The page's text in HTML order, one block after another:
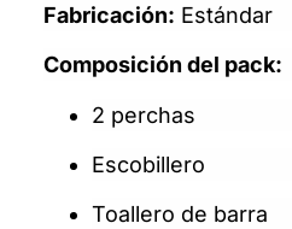
Fabricación: Estándar
Composición del pack:
2 perchas
Escobillero
Toallero de barra